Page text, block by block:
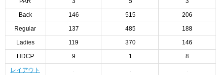
Back 146 515 206
Regular 137 485 188
Ladies 119 370 146
HDCP 9 1 8
レイアウト